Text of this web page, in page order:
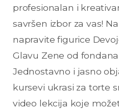
profesionalan i
savršen izbor za vas!
napravite figurice
Glavu Zene od
Jednostavno i jasno
kursevi ukrasi za torte
video lekcija koje